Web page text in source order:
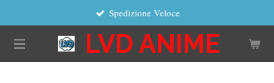
contenuto
principale
LVD ANIME
Spedizione Veloce